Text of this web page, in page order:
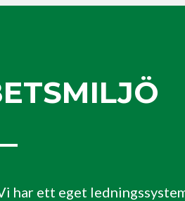
har ett eget